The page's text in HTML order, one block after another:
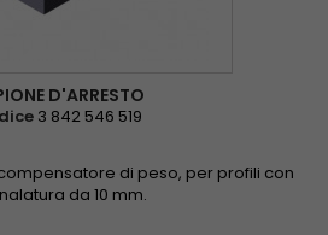
D'ARRESTO
3 842 546 519
di peso, per profili con
da 10 mm.